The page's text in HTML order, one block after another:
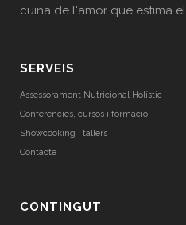
cuina de l'amor que estima
SERVEIS
Assessorament Nutricional Holístic
Conferències, cursos i formació
Showcooking i tallers
Contacte
CONTINGUT